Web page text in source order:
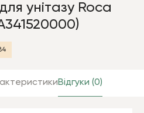
унітазу Roca
Відгуки (0)